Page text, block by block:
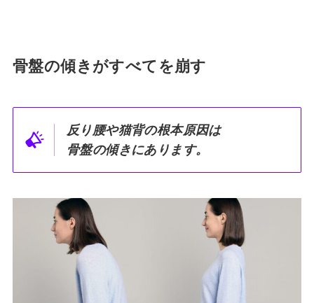
骨盤の傾きがすべてを崩す
反り腰や猫背の根本原因は
骨盤の傾きにあります。